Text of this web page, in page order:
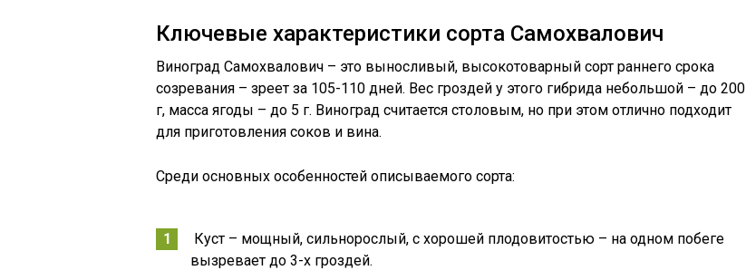
Ключевые характеристики сорта Самохвалович
Виноград Самохвалович – это выносливый, высокотоварный сорт раннего срока
созревания – зреет за 105-110 дней. Вес гроздей у этого гибрида небольшой – до 200
г, масса ягоды – до 5 г. Виноград считается столовым, но при этом отлично подходит
для приготовления соков и вина.
Среди основных особенностей описываемого сорта:
Куст – мощный, сильнорослый, с хорошей плодовитостью – на одном побеге
вызревает до 3-х гроздей.